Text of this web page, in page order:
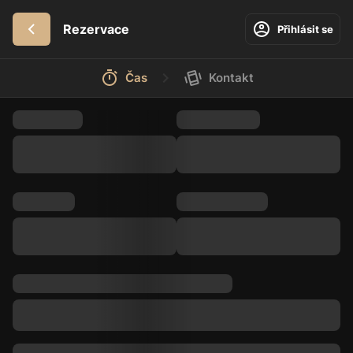
Rezervace Přihlásit se
Čas Kontakt